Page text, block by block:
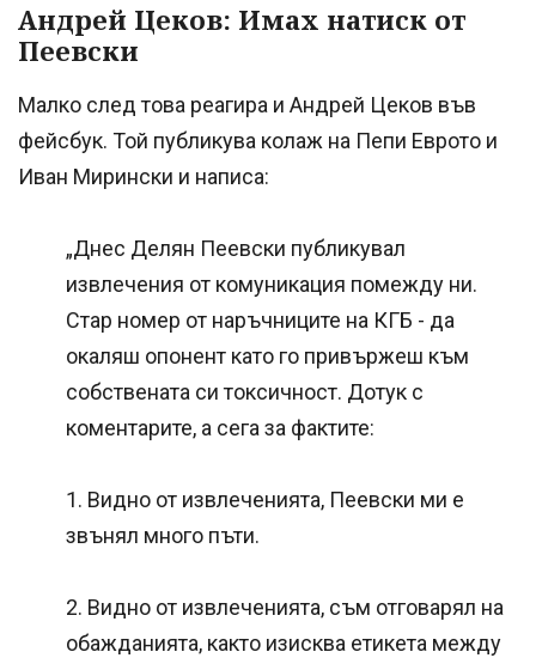
Андрей Цеков: Имах натиск от
Пеевски
Малко след това реагира и Андрей Цеков във
фейсбук. Той публикува колаж на Пепи Еврото и
Иван Мирински и написа:
„Днес Делян Пеевски публикувал
извлечения от комуникация помежду ни.
Стар номер от наръчниците на КГБ - да
окаляш опонент като го привържеш към
собствената си токсичност. Дотук с
коментарите, а сега за фактите:
1. Видно от извлеченията, Пеевски ми е
звънял много пъти.
2. Видно от извлеченията, съм отговарял на
обажданията, както изисква етикета между